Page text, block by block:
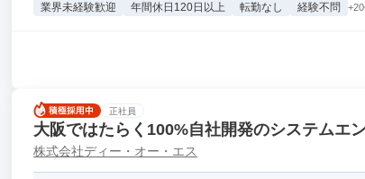
業界未経験歓迎 年間休日120日以上 転勤なし 経験不問
正社員
大阪ではたらく100%自社開発のシステムエ
株式会社ディー・オー・エス